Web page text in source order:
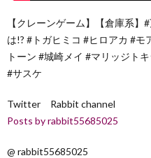
【クレーンゲーム】【倉庫系】
は!? #トガヒミコ #ヒロアカ #モ
トーン #城崎メイ #マリッジト
#サスケ
Twitter Rabbit channel
Posts by rabbit55685025
@ rabbit55685025